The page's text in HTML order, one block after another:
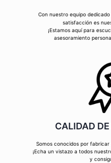
Con nuestro equipo dedicado
satisfacción es
¡Estamos aquí para
asesoramiento
CALIDAD
Somos conocidos por
¡Echa un vistazo a todos
y